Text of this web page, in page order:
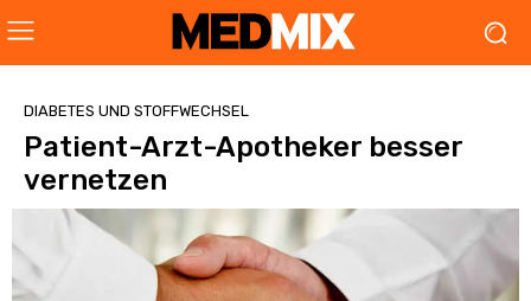
DIABETES UND STOFFWECHSEL
Patient-Arzt-Apotheker besser
vernetzen